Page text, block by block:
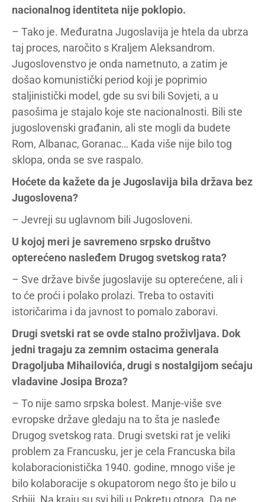
nacionalnog identiteta nije poklopio.
– Tako je. Međuratna Jugoslavija je htela da ubrza
taj proces, naročito s Kraljem Aleksandrom.
Jugoslovenstvo je onda nametnuto, a zatim je
došao komunistički period koji je poprimio
staljinistički model, gde su svi bili Sovjeti, a u
pasošima je stajalo koje ste nacionalnosti. Bili ste
jugoslovenski građanin, ali ste mogli da budete
Rom, Albanac, Goranac… Kada više nije bilo tog
sklopa, onda se sve raspalo.
Hoćete da kažete da je Jugoslavija bila država bez
Jugoslovena?
– Jevreji su uglavnom bili Jugosloveni.
U kojoj meri je savremeno srpsko društvo
opterećeno nasleđem Drugog svetskog rata?
– Sve države bivše jugoslavije su opterećene, ali i
to će proći i polako prolazi. Treba to ostaviti
istoričarima i da javnost to pomalo zaboravi.
Drugi svetski rat se ovde stalno proživljava. Dok
jedni tragaju za zemnim ostacima generala
Dragoljuba Mihailovića, drugi s nostalgijom sećaju
vladavine Josipa Broza?
– To nije samo srpska bolest. Manje-više sve
evropske države gledaju na to šta je nasleđe
Drugog svetskog rata. Drugi svetski rat je veliki
problem za Francusku, jer je cela Francuska bila
kolaboracionistička 1940. godine, mnogo više je
bilo kolaboracije s okupatorom nego što je bilo u
Srbiji. Na kraju su svi bili u Pokretu otpora. Da ne